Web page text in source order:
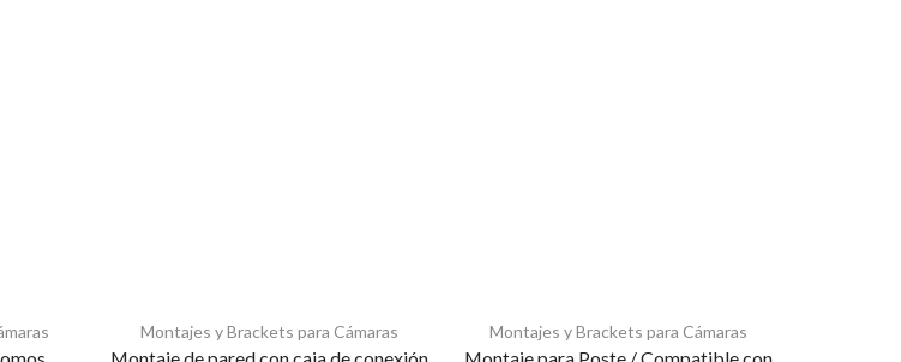
Montajes y Brackets para Cámaras Montajes y Brackets para Cámaras